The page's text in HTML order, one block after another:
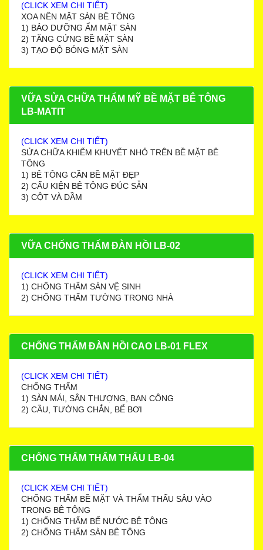
(CLICK XEM CHI TIẾT)
XOA NỀN MẶT SÀN BÊ TÔNG
1) BẢO DƯỠNG ẨM MẶT SÀN
2) TĂNG CỨNG BỀ MẶT SÀN
3) TẠO ĐỘ BÓNG MẶT SÀN
VỮA SỬA CHỮA THẨM MỸ BỀ MẶT BÊ TÔNG
LB-MATIT
(CLICK XEM CHI TIẾT)
SỬA CHỮA KHIẾM KHUYẾT NHỎ TRÊN BỀ MẶT BÊ
TÔNG
1) BÊ TÔNG CẦN BỀ MẶT ĐẸP
2) CẤU KIỆN BÊ TÔNG ĐÚC SẴN
3) CỘT VÀ DẦM
VỮA CHỐNG THẤM ĐÀN HỒI LB-02
(CLICK XEM CHI TIẾT)
1) CHỐNG THẤM SÀN VỆ SINH
2) CHỐNG THẤM TƯỜNG TRONG NHÀ
CHỐNG THẤM ĐÀN HỒI CAO LB-01 FLEX
(CLICK XEM CHI TIẾT)
CHỐNG THẤM
1) SÀN MÁI, SÂN THƯỢNG, BAN CÔNG
2) CẦU, TƯỜNG CHẮN, BỂ BƠI
CHỐNG THẤM THẨM THẤU LB-04
(CLICK XEM CHI TIẾT)
CHỐNG THẤM BỀ MẶT VÀ THẨM THẤU SÂU VÀO
TRONG BÊ TÔNG
1) CHỐNG THẤM BỂ NƯỚC BÊ TÔNG
2) CHỐNG THẤM SÀN BÊ TÔNG